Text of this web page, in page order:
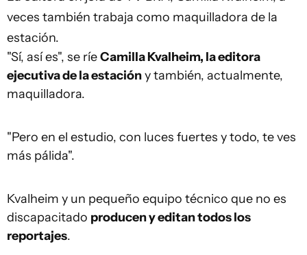
veces también trabaja como maquilladora de la
estación.
"Sí, así es", se ríeCamilla Kvalheim, la editora
ejecutiva de la estacióny también, actualmente,
maquilladora.
"Pero en el estudio, con luces fuertes y todo, te ves
más pálida".
Kvalheim y un pequeño equipo técnico que no es
discapacitado producen y editan todos los
reportajes.